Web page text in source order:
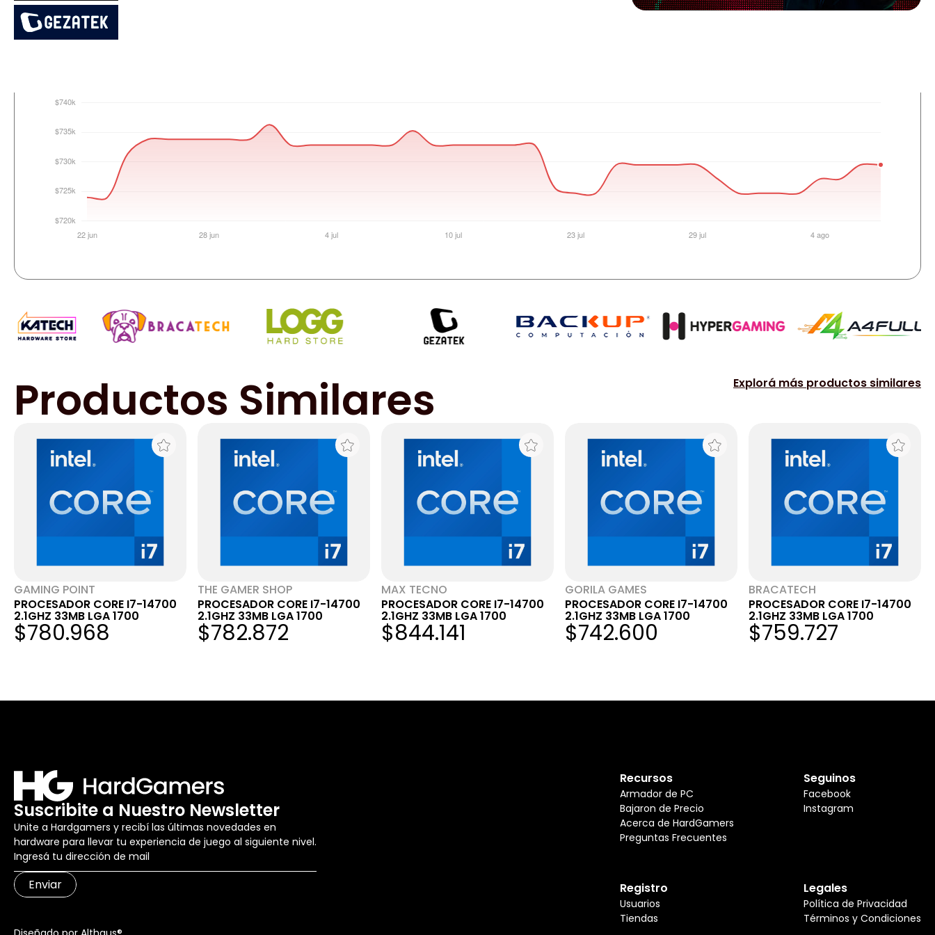
Productos Similares Explorá más productos similares
GAMING POINT
PROCESADOR CORE I7-14700
2.1GHZ 33MB LGA 1700
$780.968
THE GAMER SHOP
PROCESADOR CORE I7-14700
2.1GHZ 33MB LGA 1700
$782.872
MAX TECNO
PROCESADOR CORE I7-14700
2.1GHZ 33MB LGA 1700
$844.141
GORILA GAMES
PROCESADOR CORE I7-14700
2.1GHZ 33MB LGA 1700
$742.600
BRACATECH
PROCESADOR CORE I7-14700
2.1GHZ 33MB LGA 1700
$759.727
Suscribite a Nuestro Newsletter
Unite a Hardgamers y recibí las últimas novedades en
hardware para llevar tu experiencia de juego al siguiente nivel.
Enviar
Recursos
Armador de PC
Bajaron de Precio
Acerca de HardGamers
Preguntas Frecuentes
Seguinos
Facebook
Instagram
Registro
Usuarios
Tiendas
Legales
Política de Privacidad
Términos y Condiciones